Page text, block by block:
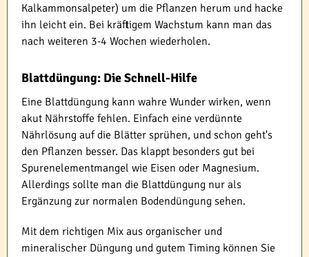
Kalkammonsalpeter) um die Pflanzen herum und hacke
ihn leicht ein. Bei kräftigem Wachstum kann man das
nach weiteren 3-4 Wochen wiederholen.
Blattdüngung: Die Schnell-Hilfe
Eine Blattdüngung kann wahre Wunder wirken, wenn
akut Nährstoffe fehlen. Einfach eine verdünnte
Nährlösung auf die Blätter sprühen, und schon geht's
den Pflanzen besser. Das klappt besonders gut bei
Spurenelementmangel wie Eisen oder Magnesium.
Allerdings sollte man die Blattdüngung nur als
Ergänzung zur normalen Bodendüngung sehen.
Mit dem richtigen Mix aus organischer und
mineralischer Düngung und gutem Timing können Sie